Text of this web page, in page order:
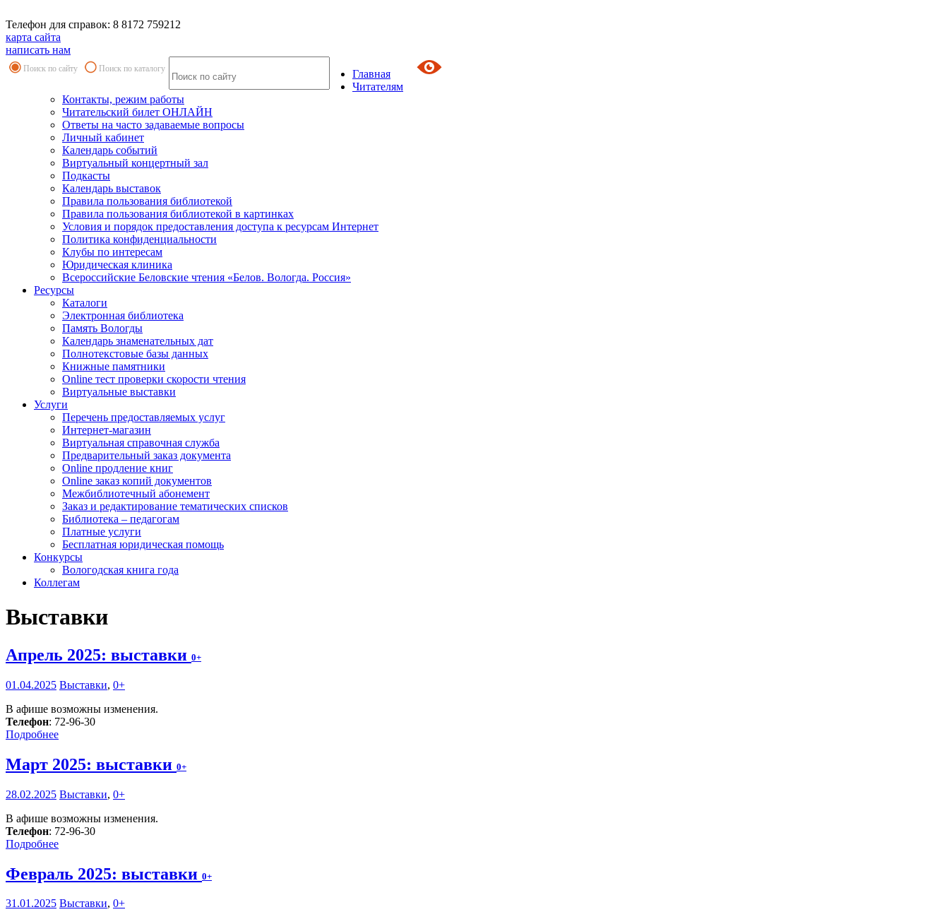
Телефон для справок: 8 8172 759212
карта сайта
написать нам
Поиск по сайту Поиск по каталогу
Главная
Читателям
Контакты, режим работы
Читательский билет ОНЛАЙН
Ответы на часто задаваемые вопросы
Личный кабинет
Календарь событий
Виртуальный концертный зал
Подкасты
Календарь выставок
Правила пользования библиотекой
Правила пользования библиотекой в картинках
Условия и порядок предоставления доступа к ресурсам Интернет
Политика конфиденциальности
Клубы по интересам
Юридическая клиника
Всероссийские Беловские чтения «Белов. Вологда. Россия»
Ресурсы
Каталоги
Электронная библиотека
Память Вологды
Календарь знаменательных дат
Полнотекстовые базы данных
Книжные памятники
Online тест проверки скорости чтения
Виртуальные выставки
Услуги
Перечень предоставляемых услуг
Интернет-магазин
Виртуальная справочная служба
Предварительный заказ документа
Online продление книг
Online заказ копий документов
Межбиблиотечный абонемент
Заказ и редактирование тематических списков
Библиотека – педагогам
Платные услуги
Бесплатная юридическая помощь
Конкурсы
Вологодская книга года
Коллегам
Выставки
Апрель 2025: выставки 0+
01.04.2025 Выставки, 0+
В афише возможны изменения.
Телефон: 72-96-30
Подробнее
Март 2025: выставки 0+
28.02.2025 Выставки, 0+
В афише возможны изменения.
Телефон: 72-96-30
Подробнее
Февраль 2025: выставки 0+
31.01.2025 Выставки, 0+